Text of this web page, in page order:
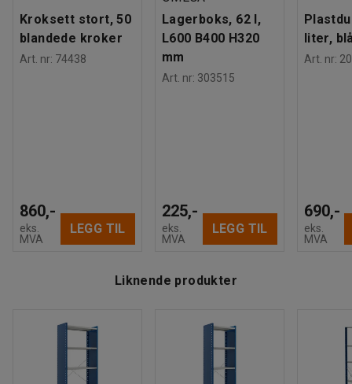
Kroksett stort, 50
blandede kroker
Art. nr: 74438
860,-
eks.
MVA
LEGG TIL
Lagerboks, 62 l,
L600 B400 H320
mm
Art. nr: 303515
225,-
eks.
MVA
LEGG TIL
liter,
Art. nr:
690,-
eks.
MVA
Liknende produkter